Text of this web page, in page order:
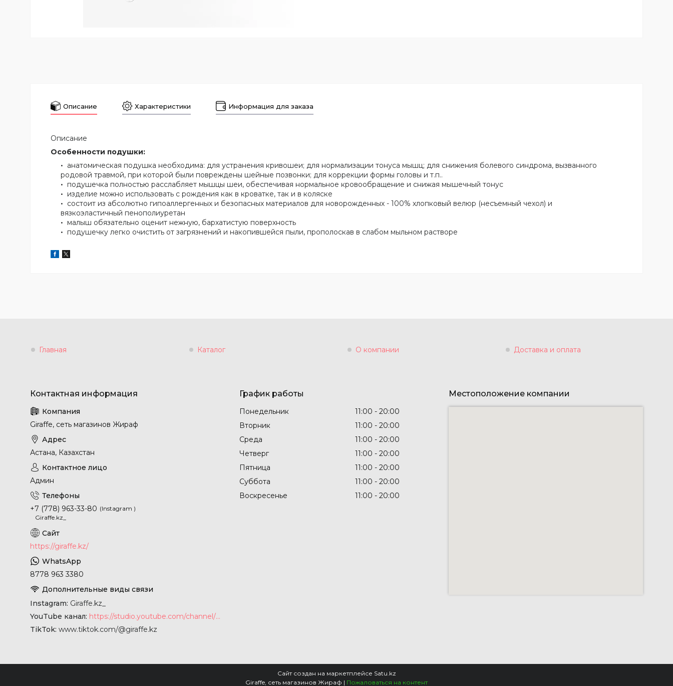
Описание Характеристики Информация для заказа
Описание
Особенности подушки:
анатомическая подушка необходима: для устранения кривошеи; для нормализации тонуса мышц; для снижения болевого синдрома, вызванного
родовой травмой, при которой были повреждены шейные позвонки; для коррекции формы головы и т.п..
подушечка полностью расслабляет мышцы шеи, обеспечивая нормальное кровообращение и снижая мышечный тонус
изделие можно использовать с рождения как в кроватке, так и в коляске
состоит из абсолютно гипоаллергенных и безопасных материалов для новорожденных - 100% хлопковый велюр (несъемный чехол) и
вязкоэластичный пенополиуретан
малыш обязательно оценит нежную, бархатистую поверхность
подушечку легко очистить от загрязнений и накопившейся пыли, прополоскав в слабом мыльном растворе
Главная Каталог О компании Доставка и оплата
Giraffe, сеть магазинов Жираф
Астана, Казахстан
Админ
+7 (778) 963-33-80
Instagram
Giraffe.kz_
https://giraffe.kz/
8778 963 3380
Instagram Giraffe.kz_
YouTube канал
https://studio.youtube.com/channel/UCyYkgm-sNArnyGblChDIV5w
TikTok www.tiktok.com/@giraffe.kz
График работы
Понедельник 11:00
20:00
Вторник
11:00
20:00
Среда
11:00
20:00
Четверг
11:00
20:00
Пятница
11:00
20:00
Суббота
11:00
20:00
Воскресенье
11:00 20:00
Местоположение компании
Сайт создан на маркетплейсе Satu.kz
Giraffe, сеть магазинов Жираф | Пожаловаться на контент